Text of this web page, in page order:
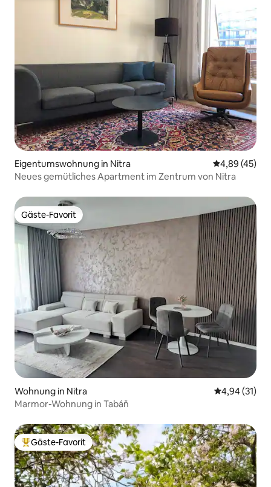
Eigentumswohnung in Nitra
4,89 (45)
Neues gemütliches Apartment im Zentrum von Nitra
Gäste-Favorit
Gäste-Favorit
Wohnung in Nitra
4,94 (31)
Marmor-Wohnung in Tabáň
Beliebter Gäste-Favorit.
Gäste-Favorit